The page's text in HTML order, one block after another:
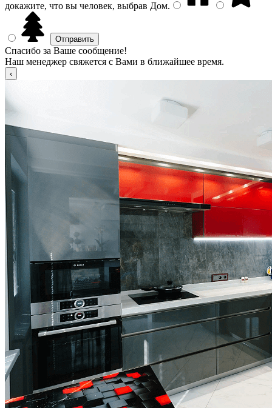
докажите, что вы человек, выбрав Дом.
Спасибо за Ваше сообщение!
Наш менеджер свяжется с Вами в ближайшее время.